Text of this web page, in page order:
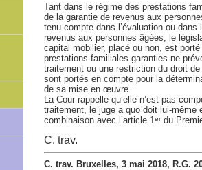
Tant dans le régime des prestations
de la garantie de revenus aux
tenu compte dans l’évaluation ou
revenus aux personnes âgées, le
capital mobilier, placé ou non, est
prestations familiales garanties ne
traitement ou une restriction du droit
sont portés en compte pour la
de sa mise en œuvre.
La Cour rappelle qu’elle n’est pas
traitement, le juge a quo doit lui-même
combinaison avec l’article 1 erdu
C. trav.
C. trav. Bruxelles, 3 mai 2018, R.G.